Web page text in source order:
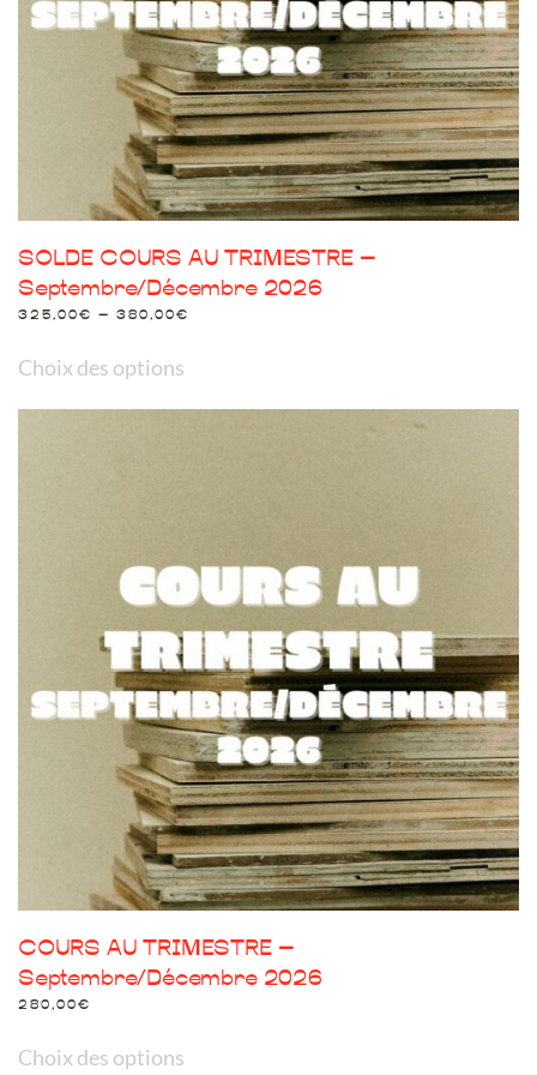
la
page
du
produit
SOLDE COURS AU TRIMESTRE –
Septembre/Décembre 2026
325,00€ – 380,00€
Choix des options
a
peuvent
être
choisies
sur
la
page
du
produit
COURS AU TRIMESTRE –
Septembre/Décembre 2026
280,00€
Choix des options